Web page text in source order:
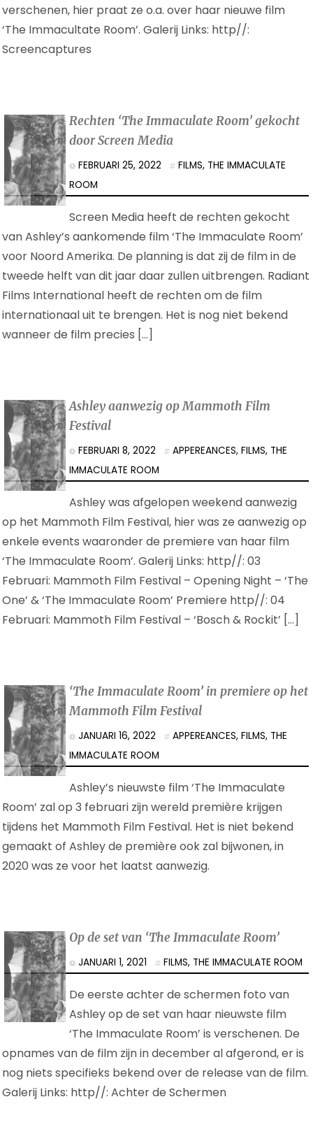
verschenen, hier praat ze o.a. over haar nieuwe film
‘The Immacultate Room’. Galerij Links: http//:
Screencaptures
Rechten ‘The Immaculate Room’ gekocht
door Screen Media
FEBRUARI 25, 2022 FILMS, THE IMMACULATE
ROOM
Screen Media heeft de rechten gekocht
van Ashley’s aankomende film ‘The Immaculate Room’
voor Noord Amerika. De planning is dat zij de film in de
tweede helft van dit jaar daar zullen uitbrengen. Radiant
Films International heeft de rechten om de film
internationaal uit te brengen. Het is nog niet bekend
wanneer de film precies […]
Ashley aanwezig op Mammoth Film
Festival
FEBRUARI 8, 2022 APPEREANCES,FILMS, THE
IMMACULATE ROOM
Ashley was afgelopen weekend aanwezig
op het Mammoth Film Festival, hier was ze aanwezig op
enkele events waaronder de premiere van haar film
‘The Immaculate Room’. Galerij Links: http//: 03
Februari: Mammoth Film Festival – Opening Night – ‘The
One’ & ‘The Immaculate Room’ Premiere http//: 04
Februari: Mammoth Film Festival – ‘Bosch & Rockit’ […]
‘The Immaculate Room’ in premiere op het
Mammoth Film Festival
JANUARI 16, 2022 APPEREANCES,FILMS, THE
IMMACULATE ROOM
Ashley’s nieuwste film ‘The Immaculate
Room’ zal op 3 februari zijn wereld première krijgen
tijdens het Mammoth Film Festival. Het is niet bekend
gemaakt of Ashley de première ook zal bijwonen, in
2020 was ze voor het laatst aanwezig.
Op de set van ‘The Immaculate Room’
JANUARI 1, 2021 FILMS, THE IMMACULATE ROOM
De eerste achter de schermen foto van
Ashley op de set van haar nieuwste film
‘The Immaculate Room’ is verschenen. De
opnames van de film zijn in december al afgerond, er is
nog niets specifieks bekend over de release van de film.
Galerij Links: http//: Achter de Schermen